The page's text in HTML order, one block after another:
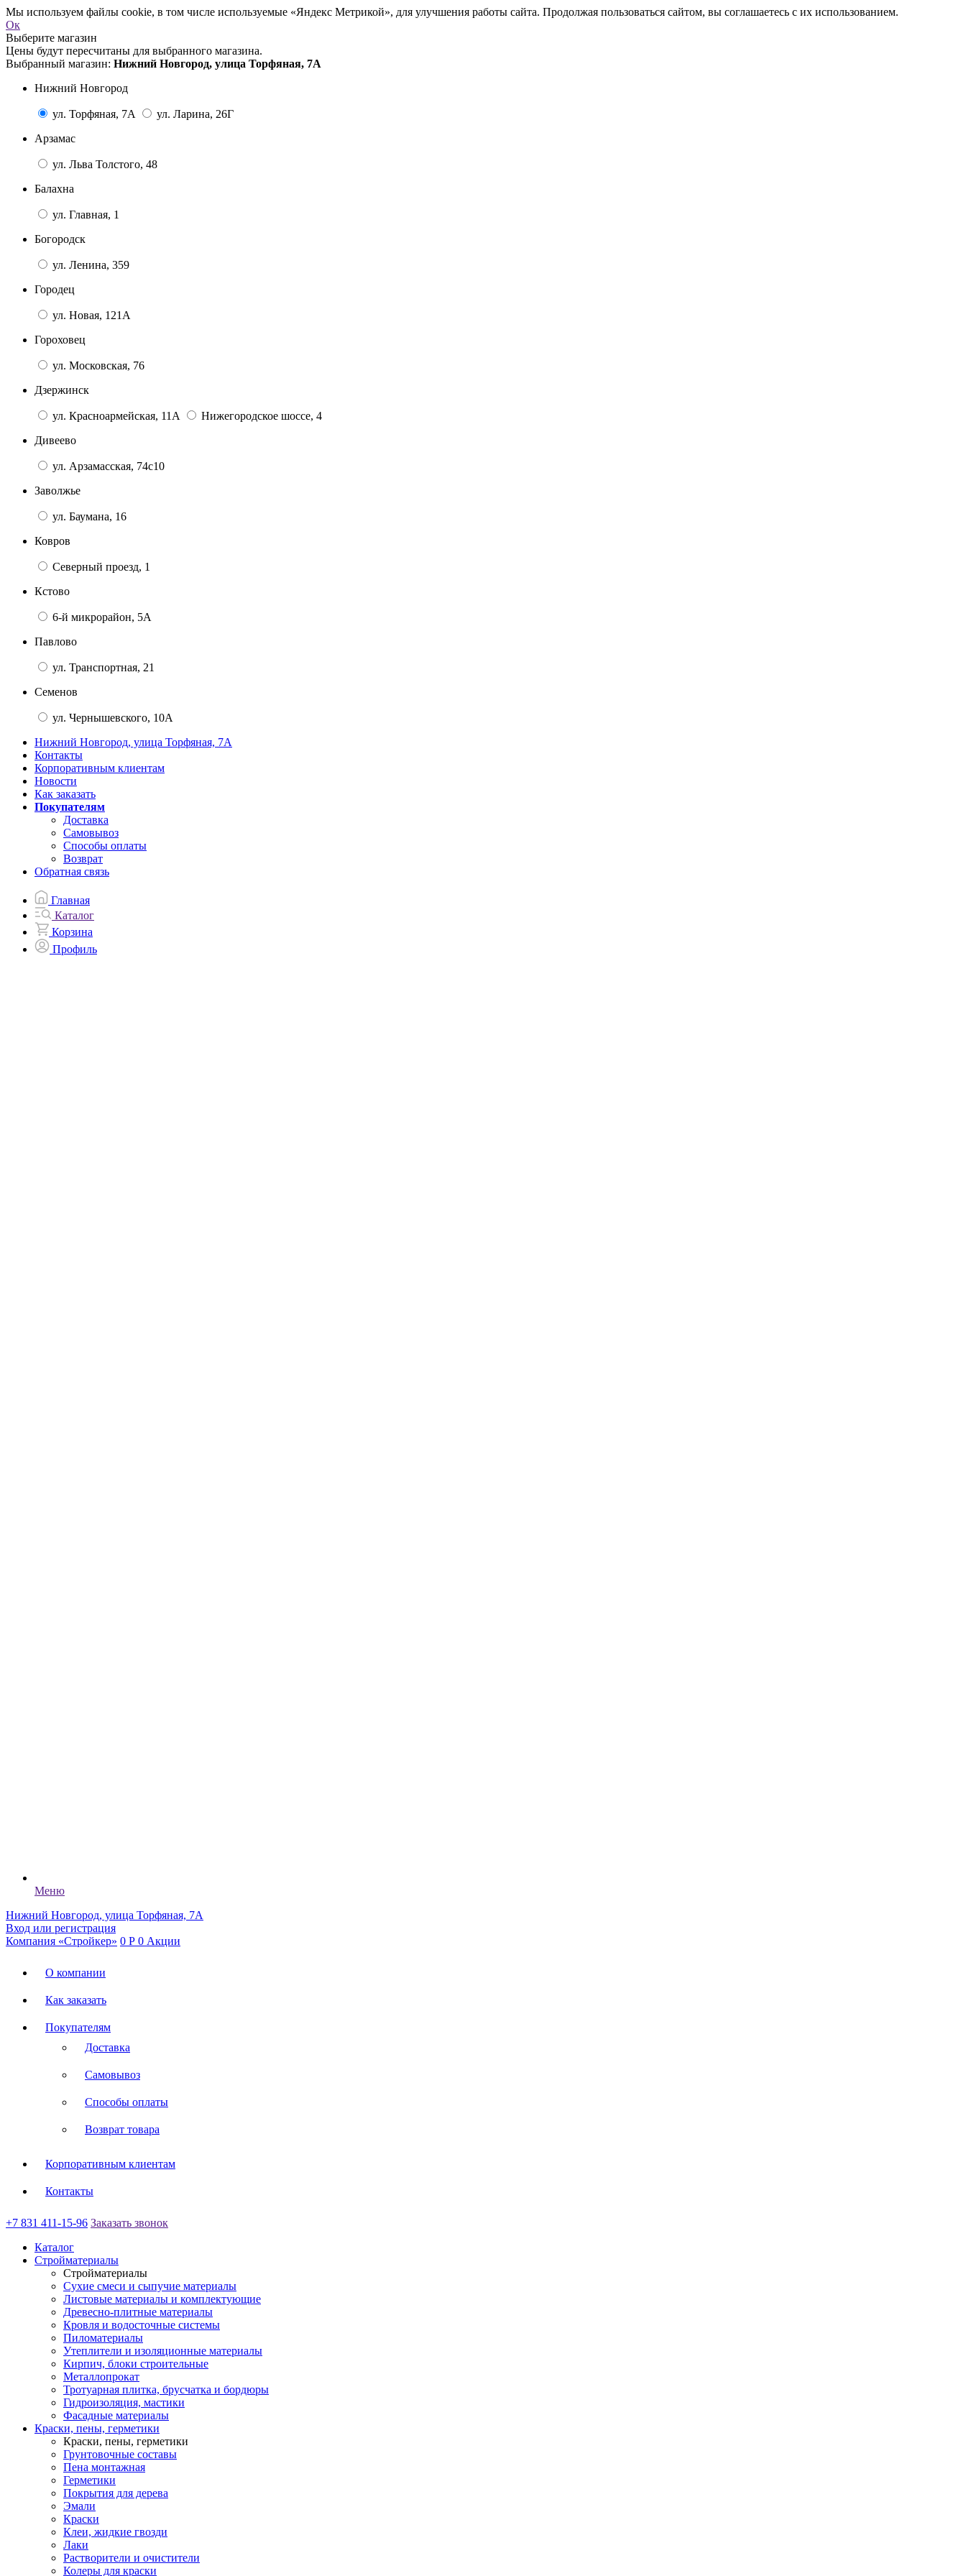
Мы используем файлы cookie, в том числе используемые «Яндекс Метрикой», для улучшения работы сайта. Продолжая пользоваться сайтом, вы соглашаетесь с их использованием.
Ок
Выберите магазин
Цены будут пересчитаны для выбранного магазина.
Выбранный магазин: Нижний Новгород, улица Торфяная, 7А
Нижний Новгород
ул. Торфяная, 7А
ул. Ларина, 26Г
Арзамас
ул. Льва Толстого, 48
Балахна
ул. Главная, 1
Богородск
ул. Ленина, 359
Городец
ул. Новая, 121А
Гороховец
ул. Московская, 76
Дзержинск
ул. Красноармейская, 11А
Нижегородское шоссе, 4
Дивеево
ул. Арзамасская, 74с10
Заволжье
ул. Баумана, 16
Ковров
Северный проезд, 1
Кстово
6-й микрорайон, 5А
Павлово
ул. Транспортная, 21
Семенов
ул. Чернышевского, 10А
Нижний Новгород, улица Торфяная, 7А
Контакты
Корпоративным клиентам
Новости
Как заказать
Покупателям
Доставка
Самовывоз
Способы оплаты
Возврат
Обратная связь
Главная
Каталог
Корзина
Профиль
Меню
Нижний Новгород, улица Торфяная, 7А
Вход или регистрация
Компания «Стройкер» 0 Р 0 Акции
О компании
Как заказать
Покупателям
Доставка
Самовывоз
Способы оплаты
Возврат товара
Корпоративным клиентам
Контакты
+7 831 411-15-96 Заказать звонок
Каталог
Стройматериалы
Стройматериалы
Сухие смеси и сыпучие материалы
Листовые материалы и комплектующие
Древесно-плитные материалы
Кровля и водосточные системы
Пиломатериалы
Утеплители и изоляционные материалы
Кирпич, блоки строительные
Металлопрокат
Тротуарная плитка, брусчатка и бордюры
Гидроизоляция, мастики
Фасадные материалы
Краски, пены, герметики
Краски, пены, герметики
Грунтовочные составы
Пена монтажная
Герметики
Покрытия для дерева
Эмали
Краски
Клеи, жидкие гвозди
Лаки
Растворители и очистители
Колеры для краски